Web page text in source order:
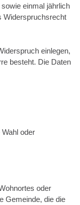
einmal jährlich
Widerspruchsrecht
einlegen,
besteht. Die Daten
oder
oder
Gemeinde, die die